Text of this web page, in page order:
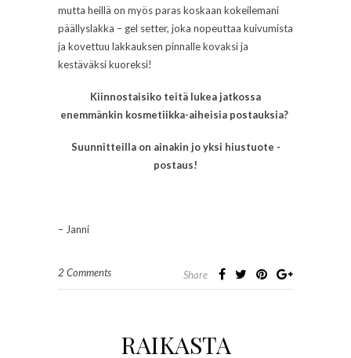
mutta heillä on myös paras koskaan kokeilemani
päällyslakka – gel setter, joka nopeuttaa kuivumista
ja kovettuu lakkauksen pinnalle kovaksi ja
kestäväksi kuoreksi!
Kiinnostaisiko teitä lukea jatkossa
enemmänkin kosmetiikka-aiheisia postauksia?
Suunnitteilla on ainakin jo yksi hiustuote -
postaus!
– Janni
2 Comments Share
RAIKASTA